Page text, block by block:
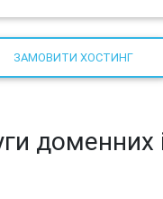
ЗАМОВИТИ ХОСТИНГ
доменних